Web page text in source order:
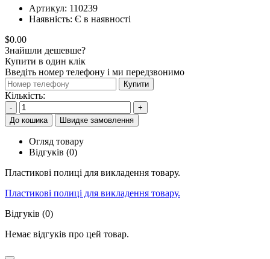
Артикул: 110239
Наявність: Є в наявності
$0.00
Знайшли дешевше?
Купити в один клік
Введіть номер телефону і ми передзвонимо
Купити
Кількість:
-
+
До кошика
Швидке замовлення
Огляд товару
Відгуків (0)
Пластикові полиці для викладення товару.
Пластикові полиці для викладення товару.
Відгуків (0)
Немає відгуків про цей товар.